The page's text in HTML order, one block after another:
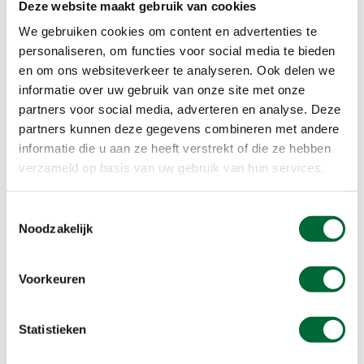
Deze website maakt gebruik van cookies
We gebruiken cookies om content en advertenties te
personaliseren, om functies voor social media te bieden
en om ons websiteverkeer te analyseren. Ook delen we
informatie over uw gebruik van onze site met onze
partners voor social media, adverteren en analyse. Deze
partners kunnen deze gegevens combineren met andere
informatie die u aan ze heeft verstrekt of die ze hebben
verzameld op basis van uw gebruik van hun services.
Noodzakelijk
Voorkeuren
Statistieken
Friesland
Waar? Moerasgebied Houtwiel
Wat? Schotse hooglanders en
Houtwiel is een moerasgebied in Noord-Friesland,
of eigenlijk Noard-Fryslân. Afgelopen voorjaar zijn
dit natuurgebied uitgezet. De hooglanders
begrazen vooral de natte delen van het gebied,
grazen. Uiteindelijk moet dit voor meer variatie in
Schotse hooglander